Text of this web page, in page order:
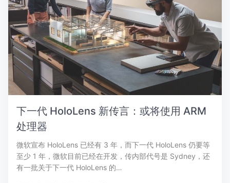
下一代 HoloLens 新传言：或将使用 ARM
处理器
微软宣布 HoloLens 已经有 3 年，而下一代 HoloLens 仍要等
至少 1 年，微软目前已经在开发，传内部代号是 Sydney，还
有一批关于下一代 HoloLens 的…